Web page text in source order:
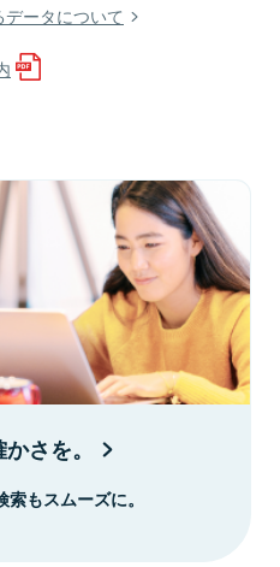
ータについて
さを。
もスムーズに。